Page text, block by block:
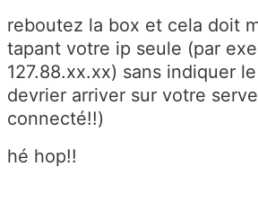
reboutez la box et cela doit
tapant votre ip seule (par
127.88.xx.xx) sans indiquer
devrier arriver sur votre
connecté!!)
hé hop!!